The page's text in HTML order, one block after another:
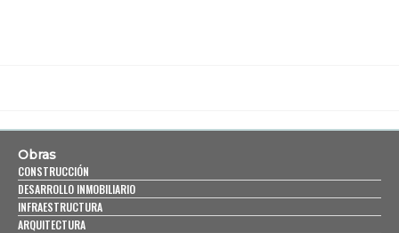
Obras
CONSTRUCCIÓN
DESARROLLO INMOBILIARIO
INFRAESTRUCTURA
ARQUITECTURA